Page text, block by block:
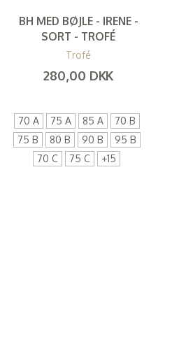
BH MED BØJLE - IRENE -
SORT - TROFÉ
Trofé
280,00 DKK
70 A 75 A 85 A
70 B
75 B
80 B 90 B
95 B
70 C
75 C +15